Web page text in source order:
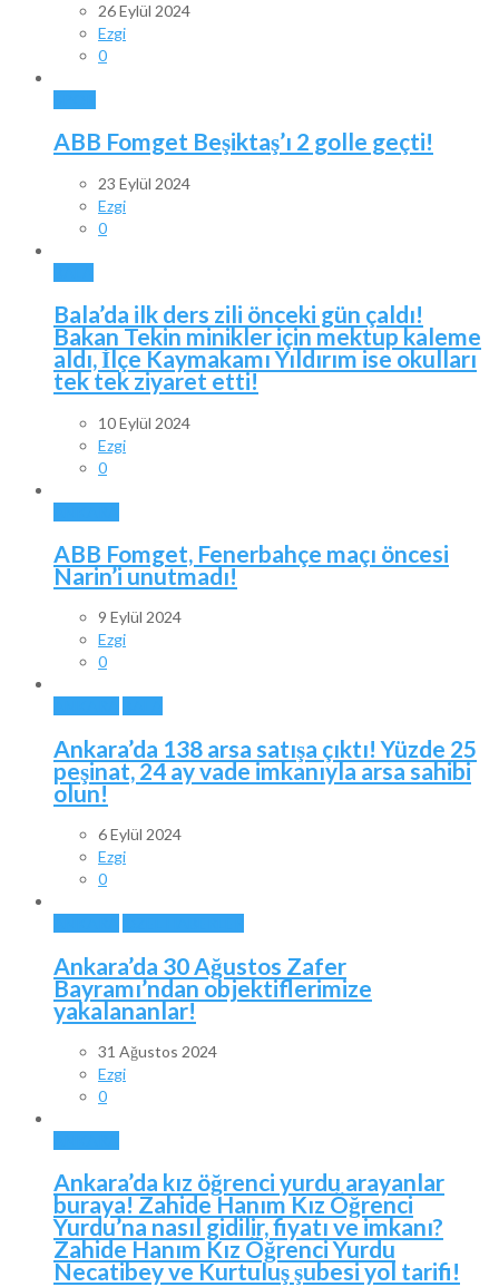
26 Eylül 2024
Ezgi
0
ABB Fomget Beşiktaş’ı 2 golle geçti!
23 Eylül 2024
Ezgi
0
Bala’da ilk ders zili önceki gün çaldı!
Bakan Tekin minikler için mektup kaleme
aldı, İlçe Kaymakamı Yıldırım ise okulları
tek tek ziyaret etti!
10 Eylül 2024
Ezgi
0
ABB Fomget, Fenerbahçe maçı öncesi
Narin’i unutmadı!
9 Eylül 2024
Ezgi
0
Ankara’da 138 arsa satışa çıktı! Yüzde 25
peşinat, 24 ay vade imkanıyla arsa sahibi
olun!
6 Eylül 2024
Ezgi
0
Ankara’da 30 Ağustos Zafer
Bayramı’ndan objektiflerimize
yakalananlar!
31 Ağustos 2024
Ezgi
0
Ankara’da kız öğrenci yurdu arayanlar
buraya! Zahide Hanım Kız Öğrenci
Yurdu’na nasıl gidilir, fiyatı ve imkanı?
Zahide Hanım Kız Öğrenci Yurdu
Necatibey ve Kurtuluş şubesi yol tarifi!